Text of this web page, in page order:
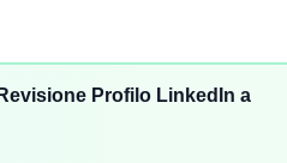
Profilo LinkedIn a